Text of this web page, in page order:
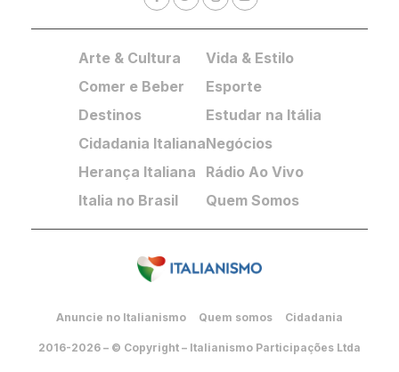
Arte & Cultura
Comer e Beber
Destinos
Cidadania Italiana
Herança Italiana
Italia no Brasil
Vida & Estilo
Esporte
Estudar na Itália
Negócios
Rádio Ao Vivo
Quem Somos
Anuncie no Italianismo Quem somos Cidadania
2016-2026 – © Copyright – Italianismo Participações Ltda